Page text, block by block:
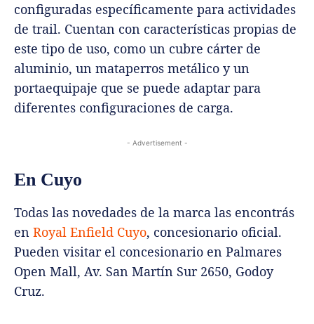
configuradas específicamente para actividades
de trail. Cuentan con características propias de
este tipo de uso, como un cubre cárter de
aluminio, un mataperros metálico y un
portaequipaje que se puede adaptar para
diferentes configuraciones de carga.
- Advertisement -
En Cuyo
Todas las novedades de la marca las encontrás
en Royal Enfield Cuyo, concesionario oficial.
Pueden visitar el concesionario en Palmares
Open Mall, Av. San Martín Sur 2650, Godoy
Cruz.